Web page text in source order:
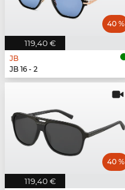
119,40 €
40 %
JB
JB 16 - 2
119,40 €
40 %